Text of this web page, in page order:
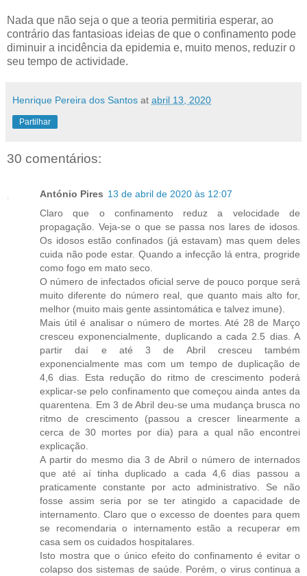
Nada que não seja o que a teoria permitiria esperar, ao
contrário das fantasioas ideias de que o confinamento pode
diminuir a incidência da epidemia e, muito menos, reduzir o
seu tempo de actividade.
Henrique Pereira dos Santos at abril 13, 2020
Partilhar
30 comentários:
António Pires 13 de abril de 2020 às 12:07
Claro que o confinamento reduz a velocidade de
propagação. Veja-se o que se passa nos lares de idosos.
Os idosos estão confinados (já estavam) mas quem deles
cuida não pode estar. Quando a infecção lá entra, progride
como fogo em mato seco.
O número de infectados oficial serve de pouco porque será
muito diferente do número real, que quanto mais alto for,
melhor (muito mais gente assintomática e talvez imune).
Mais útil é analisar o número de mortes. Até 28 de Março
cresceu exponencialmente, duplicando a cada 2.5 dias. A
partir daí e até 3 de Abril cresceu também
exponencialmente mas com um tempo de duplicação de
4,6 dias. Esta redução do ritmo de crescimento poderá
explicar-se pelo confinamento que começou ainda antes da
quarentena. Em 3 de Abril deu-se uma mudança brusca no
ritmo de crescimento (passou a crescer linearmente a
cerca de 30 mortes por dia) para a qual não encontrei
explicação.
A partir do mesmo dia 3 de Abril o número de internados
que até aí tinha duplicado a cada 4,6 dias passou a
praticamente constante por acto administrativo. Se não
fosse assim seria por se ter atingido a capacidade de
internamento. Claro que o excesso de doentes para quem
se recomendaria o internamento estão a recuperar em
casa sem os cuidados hospitalares.
Isto mostra que o único efeito do confinamento é evitar o
colapso dos sistemas de saúde. Porém, o virus continua a